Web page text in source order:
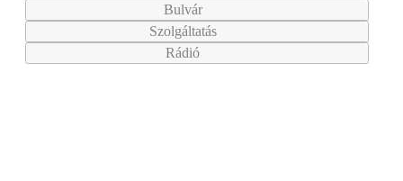
Bulvár
Szolgáltatás
Rádió